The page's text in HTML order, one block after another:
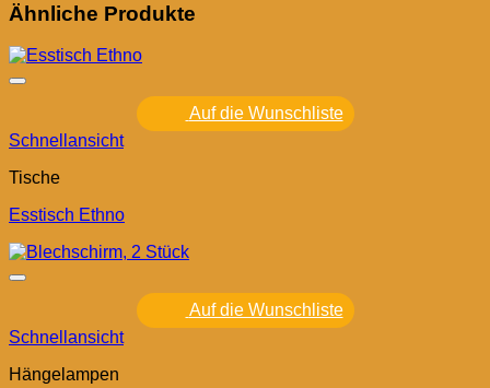
Ähnliche Produkte
Auf die Wunschliste
Schnellansicht
Tische
Esstisch Ethno
Auf die Wunschliste
Schnellansicht
Hängelampen